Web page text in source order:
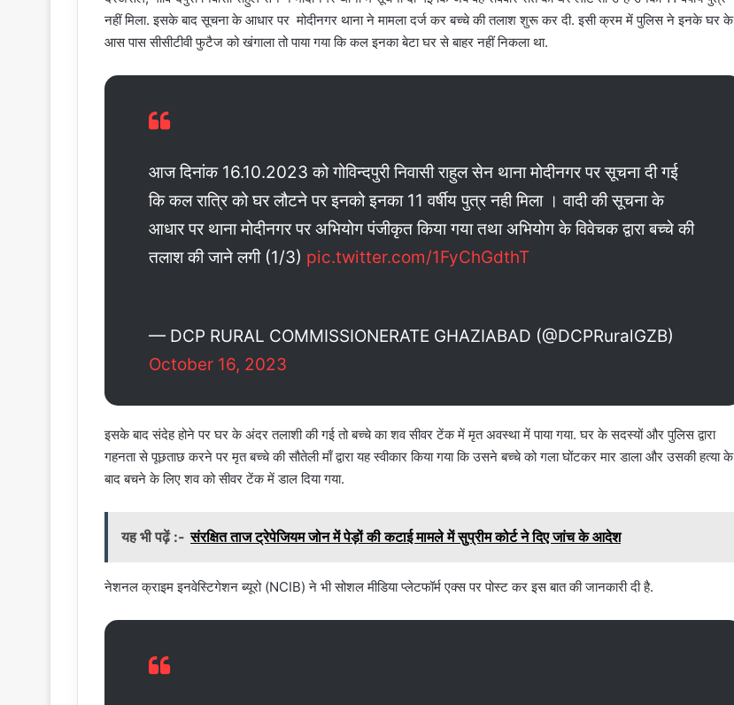
नहीं मिला. इसके बाद सूचना के आधार पर मोदीनगर थाना ने मामला दर्ज कर बच्चे की तलाश शुरू कर दी. इसी क्रम में पुलिस ने इनके घर के
आस पास सीसीटीवी फुटैज को खंगाला तो पाया गया कि कल इनका बेटा घर से बाहर नहीं निकला था.
आज दिनांक 16.10.2023 को गोविन्दपुरी निवासी राहुल सेन थाना मोदीनगर पर सूचना दी गई
कि कल रात्रि को घर लौटने पर इनको इनका 11 वर्षीय पुत्र नही मिला । वादी की सूचना के
आधार पर थाना मोदीनगर पर अभियोग पंजीकृत किया गया तथा अभियोग के विवेचक द्वारा बच्चे की
तलाश की जाने लगी (1/3) pic.twitter.com/1FyChGdthT
— DCP RURAL COMMISSIONERATE GHAZIABAD (@DCPRuralGZB)
October 16, 2023
इसके बाद संदेह होने पर घर के अंदर तलाशी की गई तो बच्चे का शव सीवर टेंक में मृत अवस्था में पाया गया. घर के सदस्यों और पुलिस द्वारा
गहनता से पूछताछ करने पर मृत बच्चे की सौतेली माँ द्वारा यह स्वीकार किया गया कि उसने बच्चे को गला घोंटकर मार डाला और उसकी हत्या के
बाद बचने के लिए शव को सीवर टेंक में डाल दिया गया.
यह भी पढ़ें :- संरक्षित ताज ट्रेपेजियम जोन में पेड़ों की कटाई मामले में सुप्रीम कोर्ट ने दिए जांच के आदेश
नेशनल क्राइम इनवेस्टिगेशन ब्यूरो (NCIB) ने भी सोशल मीडिया प्लेटफॉर्म एक्स पर पोस्ट कर इस बात की जानकारी दी है.